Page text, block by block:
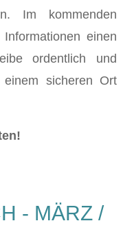
Im kommenden
einen
ordentlich und
sicheren Ort
- MÄRZ /